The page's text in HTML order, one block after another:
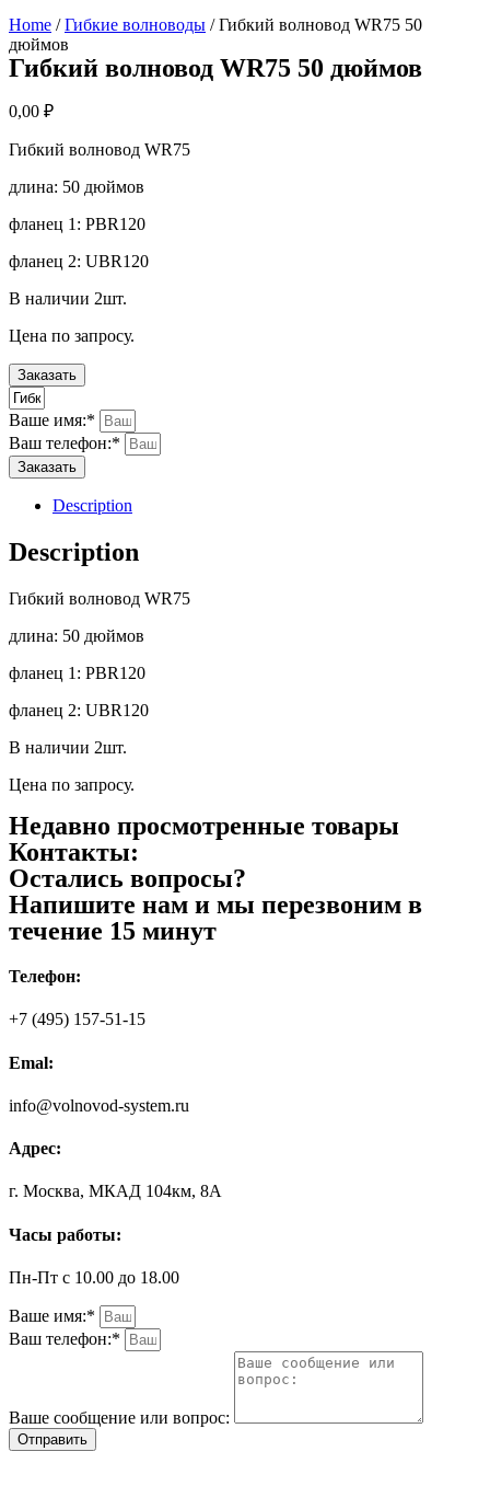
Home /Гибкие волноводы / Гибкий волновод WR75 50
дюймов
Гибкий волновод WR75 50 дюймов
0,00 ₽
Гибкий волновод WR75
длина: 50 дюймов
фланец 1: PBR120
фланец 2: UBR120
В наличии 2шт.
Цена по запросу.
Заказать
Ваше имя:*
Ваш телефон:*
Заказать
Description
Description
Гибкий волновод WR75
длина: 50 дюймов
фланец 1: PBR120
фланец 2: UBR120
В наличии 2шт.
Цена по запросу.
Недавно просмотренные товары
Контакты:
Остались вопросы?
Напишите нам и мы перезвоним в
течение 15 минут
Телефон:
+7 (495) 157-51-15
Emal:
info@volnovod-system.ru
Адрес:
г. Москва, МКАД 104км, 8А
Часы работы:
Пн-Пт с 10.00 до 18.00
Ваше имя:*
Ваш телефон:*
Ваше сообщение или вопрос:
Отправить